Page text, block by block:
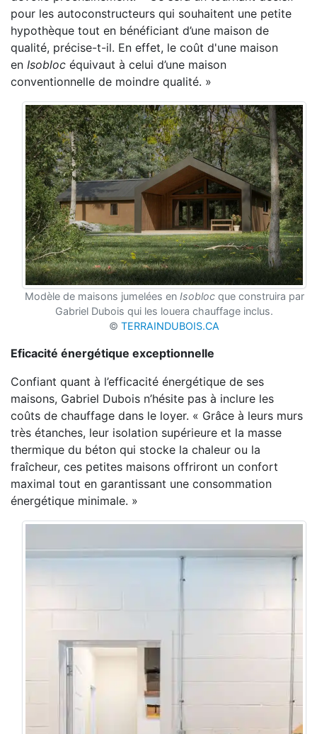
pour les autoconstructeurs qui souhaitent une petite
hypothèque tout en bénéficiant d’une maison de
qualité, précise-t-il. En effet, le coût d'une maison
en Isobloc équivaut à celui d’une maison
conventionnelle de moindre qualité. »
Modèle de maisons jumelées en Isoblocque construira par
Gabriel Dubois qui les louera chauffage inclus.
© TERRAINDUBOIS.CA
Eficacité énergétique exceptionnelle
Confiant quant à l’efficacité énergétique de ses
maisons, Gabriel Dubois n’hésite pas à inclure les
coûts de chauffage dans le loyer. « Grâce à leurs murs
très étanches, leur isolation supérieure et la masse
thermique du béton qui stocke la chaleur ou la
fraîcheur, ces petites maisons offriront un confort
maximal tout en garantissant une consommation
énergétique minimale. »